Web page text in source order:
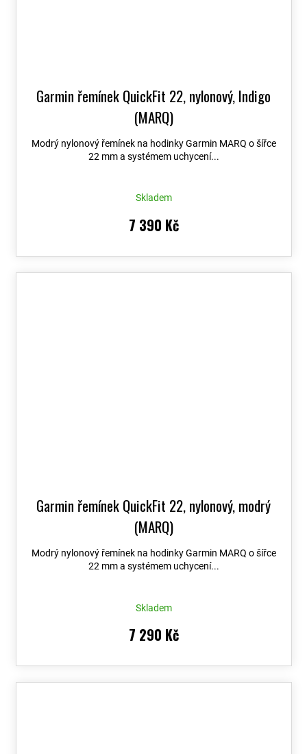
Garmin řemínek QuickFit 22, nylonový, Indigo
(MARQ)
Modrý nylonový řemínek na hodinky Garmin MARQ o šířce
22 mm a systémem uchycení...
Skladem
7 390 Kč
Garmin řemínek QuickFit 22, nylonový, modrý
(MARQ)
Modrý nylonový řemínek na hodinky Garmin MARQ o šířce
22 mm a systémem uchycení...
Skladem
7 290 Kč